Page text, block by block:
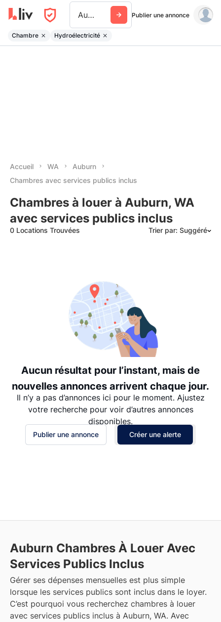
Auburn Wa Publier une annonce
Chambre Hydroélectricité
Accueil WA
Auburn
Chambres avec services publics inclus
Chambres à louer à Auburn, WA
avec services publics inclus
0 Locations Trouvées Trier par: Suggéré
Date: les plus anciens d’abord
Aucun résultat pour l’instant, mais de
nouvelles annonces arrivent chaque jour.
Il n’y a pas d’annonces ici pour le moment. Ajustez
votre recherche pour voir d’autres annonces
disponibles.
Publier une annonce Créer une alerte
Auburn Chambres À Louer Avec
Services Publics Inclus
Gérer ses dépenses mensuelles est plus simple
lorsque les services publics sont inclus dans le loyer.
C’est pourquoi vous recherchez chambres à louer
avec services publics inclus à Auburn, WA. Avec